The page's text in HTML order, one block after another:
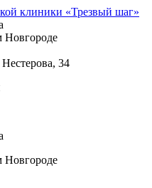
Новгороде
Нестерова, 34
Новгороде